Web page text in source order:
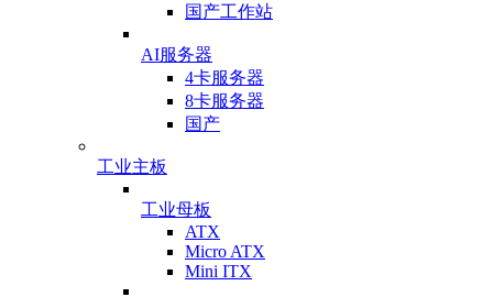
国产工作站
AI服务器
4卡服务器
8卡服务器
国产
工业主板
工业母板
ATX
Micro ATX
Mini ITX